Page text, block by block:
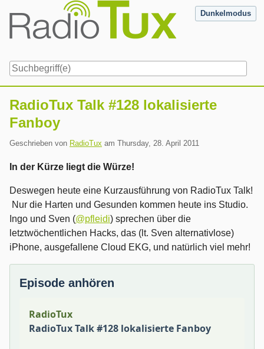
content
Dunkelmodus
RadioTux Talk #128 lokalisierte
Fanboy
Geschrieben von RadioTux am Thursday, 28. April 2011
In der Kürze liegt die Würze!
Deswegen heute eine Kurzausführung von RadioTux Talk!
Nur die Harten und Gesunden kommen heute ins Studio.
Ingo und Sven (@pfleidi) sprechen über die
letztwöchentlichen Hacks, das (lt. Sven alternativlose)
iPhone, ausgefallene Cloud EKG, und natürlich viel mehr!
Episode anhören